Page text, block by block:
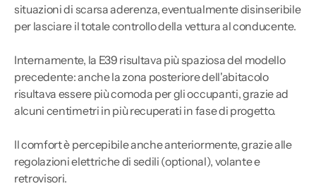
situazioni di scarsa aderenza, eventualmente disinseribile
per lasciare il totale controllo della vettura al conducente.
Internamente, la E39 risultava più spaziosa del modello
precedente: anche la zona posteriore dell'abitacolo
risultava essere più comoda per gli occupanti, grazie ad
alcuni centimetri in più recuperati in fase di progetto.
Il comfort è percepibile anche anteriormente, grazie alle
regolazioni elettriche di sedili (optional), volante e
retrovisori.